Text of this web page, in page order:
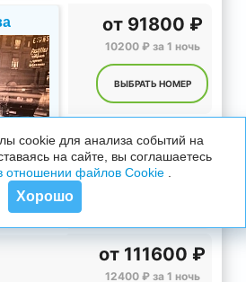
7
Светлана
+7 495 215 5755 доб.
от91800 ₽
10200 ₽ за 1 ночь
ВЫБРАТЬ НОМЕР
от91800 ₽
10200 ₽ за 1 ночь
от 111600 ₽
12400 ₽ за 1 ночь
cookie для анализа событий на
на сайте, вы соглашаетесь
отношении файлов Cookie.
Хорошо